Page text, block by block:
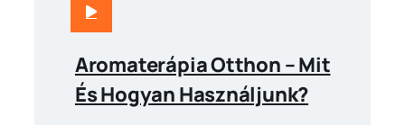
Aromaterápia Otthon – Mit
És Hogyan Használjunk?